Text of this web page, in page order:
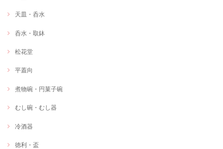
天皿・呑水
呑水・取鉢
松花堂
平蓋向
煮物碗・円菓子碗
むし碗・むし器
冷酒器
徳利・盃